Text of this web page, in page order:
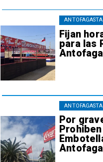
Fijan
para las
ANTOFAGASTA
Por
ANTOFAGASTA